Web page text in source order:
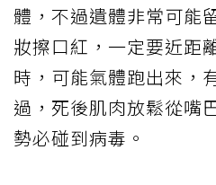
體，不過遺體非常可能
妝擦口紅，一定要近距
時，可能氣體跑出來，
過，死後肌肉放鬆從嘴
勢必碰到病毒。